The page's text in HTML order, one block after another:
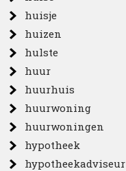
huisje
huizen
hulste
huur
huurhuis
huurwoning
huurwoningen
hypotheek
hypotheekadviseur